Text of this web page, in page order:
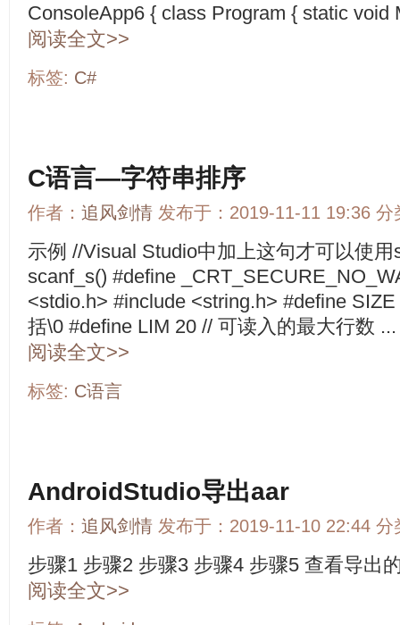
ConsoleApp6 { class Program { static void
阅读全文>>
标签: C#
C语言—字符串排序
作者： 追风剑情 发布于：2019-11-11 19:36 分
示例 //Visual Studio中加上这句才可以使
scanf_s() #define
<stdio.h> #include <string.h> #define
括\0 #define LIM 20 // 可读入的最大行数 ...
阅读全文>>
标签: C语言
AndroidStudio导出aar
作者： 追风剑情 发布于：2019-11-10 22:44 分
步骤1 步骤2 步骤3 步骤4 步骤5 查看导出
阅读全文>>